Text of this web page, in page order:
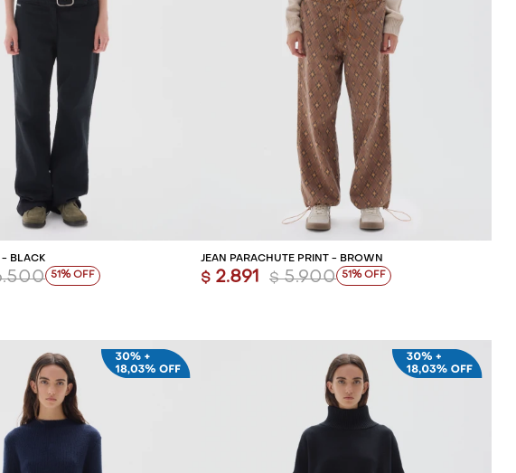
AL CARRITO
- BLACK
51
AGREGAR AL CARRITO
JEAN PARACHUTE PRINT - BROWN
$ 2.891 $ 5.900 51